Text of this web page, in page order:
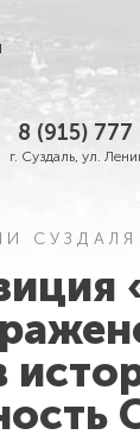
8 (915) 777
г. Суздаль, ул.
СУЗДАЛЯ